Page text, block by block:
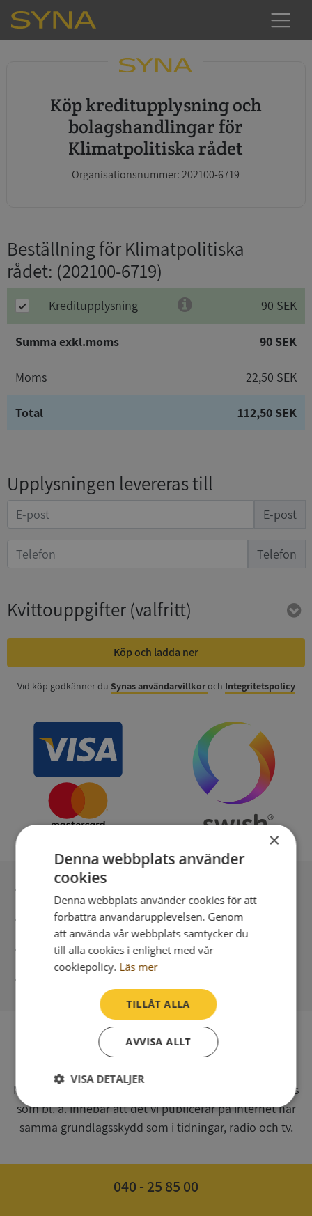
Köp kreditupplysning och
bolagshandlingar för
Klimatpolitiska rådet
Organisationsnummer: 202100-6719
Beställning för Klimatpolitiska
rådet: (202100-6719)
Kreditupplysning 90 SEK
Summa exkl.moms 90 SEK
Moms 22,50 SEK
Total 112,50 SEK
Upplysningen levereras till
E-post
Telefon
Kvittouppgifter(valfritt)
Köp och ladda ner
Vid köp godkänner du Synas användarvillkoroch Integritetspolicy
Säker betalning med stripe
Direkt digital leverans
Syna har för webbplatsen www.syna.se ett av
Myndigheten för press, radio och tv s.k. utgivningsbevis
som bl. a. innebär att det vi publicerar på internet har
samma grundlagsskydd som i tidningar, radio och tv.
040 - 25 85 00
×
Denna webbplats använder
cookies
Denna webbplats använder cookies för att
förbättra användarupplevelsen. Genom
att använda vår webbplats samtycker du
till alla cookies i enlighet med vår
cookiepolicy. Läs mer
TILLÅT ALLA
AVVISA ALLT
VISA DETALJER
Strikt
nödvändigt
Prestanda Inriktning